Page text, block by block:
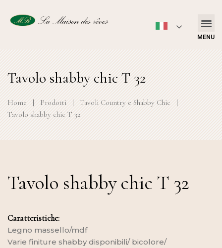
MENU
Tavolo shabby chic T 32
Home | Prodotti | Tavoli Country e Shabby Chic
|
Tavolo shabby chic T 32
Tavolo shabby chic T 32
Caratteristiche:
Legno massello/mdf
Varie finiture shabby disponibili/ bicolore/